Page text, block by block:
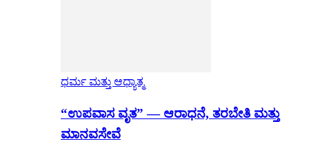
ಧರ್ಮ ಮತ್ತು ಆಧ್ಯಾತ್ಮ
“ಉಪವಾಸ ವೃತ” — ಆರಾಧನೆ, ತರಬೇತಿ ಮತ್ತು
ಮಾನವಸೇವೆ